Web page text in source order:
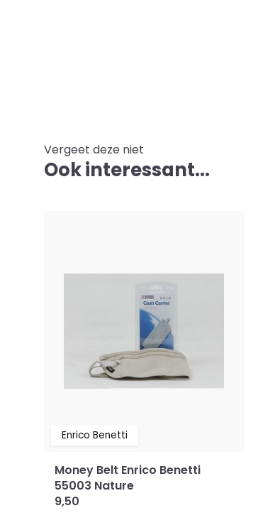
Vergeet deze niet
Ook interessant...
Enrico Benetti
Money Belt Enrico Benetti
55003 Nature
9,50